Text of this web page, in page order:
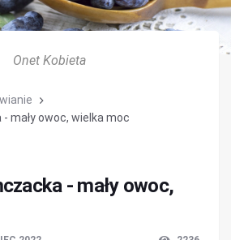
Onet Kobieta
mały owoc, wielka moc
- mały owoc,